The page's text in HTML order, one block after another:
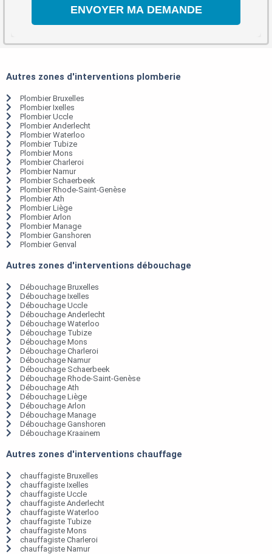
Autres zones d'interventions plomberie
Plombier Bruxelles
Plombier Ixelles
Plombier Uccle
Plombier Anderlecht
Plombier Waterloo
Plombier Tubize
Plombier Mons
Plombier Charleroi
Plombier Namur
Plombier Schaerbeek
Plombier Rhode-Saint-Genèse
Plombier Ath
Plombier Liège
Plombier Arlon
Plombier Manage
Plombier Ganshoren
Plombier Genval
Autres zones d'interventions débouchage
Débouchage Bruxelles
Débouchage Ixelles
Débouchage Uccle
Débouchage Anderlecht
Débouchage Waterloo
Débouchage Tubize
Débouchage Mons
Débouchage Charleroi
Débouchage Namur
Débouchage Schaerbeek
Débouchage Rhode-Saint-Genèse
Débouchage Ath
Débouchage Liège
Débouchage Arlon
Débouchage Manage
Débouchage Ganshoren
Débouchage Kraainem
Autres zones d'interventions chauffage
chauffagiste Bruxelles
chauffagiste Ixelles
chauffagiste Uccle
chauffagiste Anderlecht
chauffagiste Waterloo
chauffagiste Tubize
chauffagiste Mons
chauffagiste Charleroi
chauffagiste Namur